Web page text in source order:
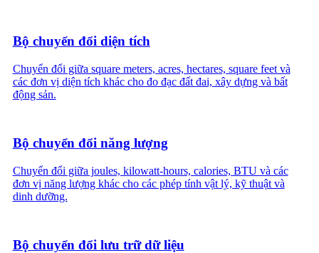
Bộ chuyển đổi diện tích
Chuyển đổi giữa square meters, acres, hectares, square feet và
các đơn vị diện tích khác cho đo đạc đất đai, xây dựng và bất
động sản.
Bộ chuyển đổi năng lượng
Chuyển đổi giữa joules, kilowatt-hours, calories, BTU và các
đơn vị năng lượng khác cho các phép tính vật lý, kỹ thuật và
dinh dưỡng.
Bộ chuyển đổi lưu trữ dữ liệu